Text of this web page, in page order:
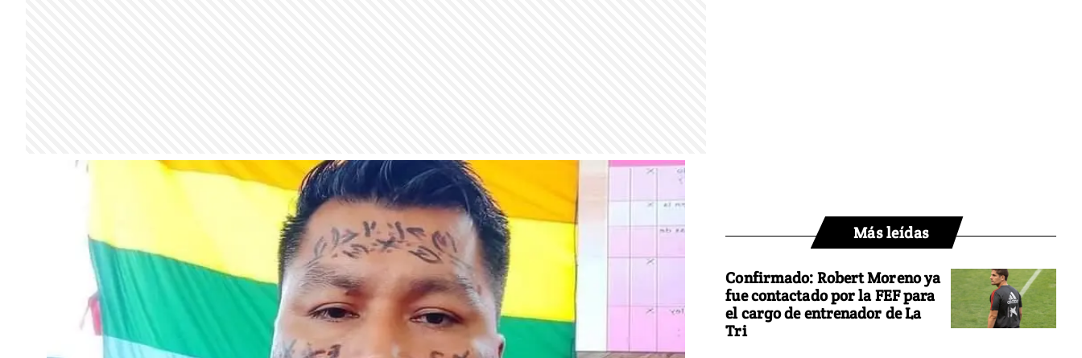
Más leídas
Confirmado: Robert Moreno ya
fue contactado por la FEF para
el cargo de entrenador de La
Tri